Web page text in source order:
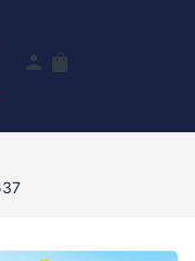
person shopping_bag